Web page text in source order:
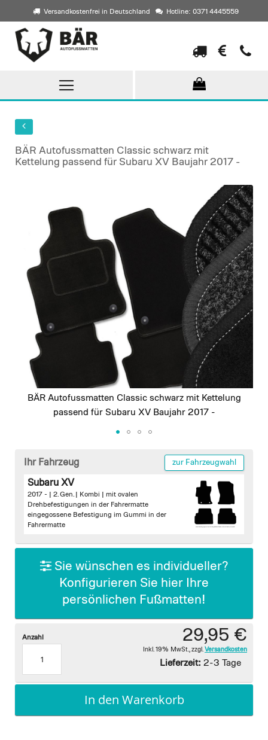
Versandkostenfrei in Deutschland Hotline: 0371 4445559
Direkt
zum
Inhalt
BÄR Autofussmatten Classic schwarz mit
Kettelung passend für Subaru XV Baujahr 2017 -
images
gallery
BÄR Autofussmatten Classic schwarz mit Kettelung
passend für Subaru XV Baujahr 2017 -
beginning
images
Ihr Fahrzeug zur Fahrzeugwahl
Subaru XV
2017 - | 2. Gen. | Kombi | mit ovalen
Drehbefestigungen in der Fahrermatte
eingegossene Befestigung im Gummi in der
Fahrermatte
Sie wünschen es individueller?
Konfigurieren Sie hier Ihre
persönlichen Fußmatten!
29,95 €
Inkl. 19% MwSt. zzgl. Versandkosten
Lieferzeit: 2-3 Tage
Anzahl
In den Warenkorb